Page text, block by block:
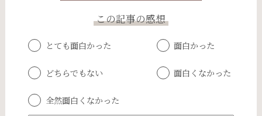
この記事の感想
とても面白かった 面白かった
どちらでもない 面白くなかった
全然面白くなかった